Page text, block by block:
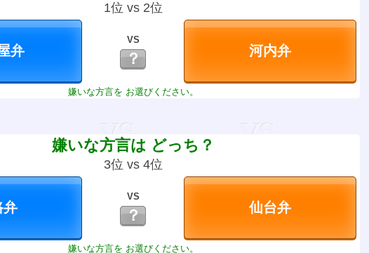
1位 vs 2位
VS
？
嫌いな方言を お選びください。
嫌いな方言は どっち？
3位 vs 4位
VS
？
嫌いな方言を お選びください。